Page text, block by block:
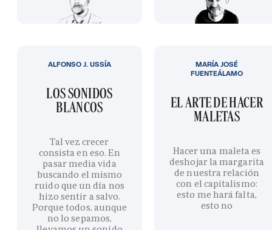
LOS SONIDOS
BLANCOS
Tal vez crecer
consista en eso. En
pasar media vida
buscando el mismo
ruido que un día nos
hizo sentir a salvo.
Porque todos, aunque
no lo sepamos,
ALFONSO J. USSÍA
EL ARTE DE HACER
MALETAS
Hacer una maleta es
deshojar la margarita
de nuestra relación
con el capitalismo:
esto me hará falta,
esto no
MARÍA JOSÉ
FUENTEÁLAMO